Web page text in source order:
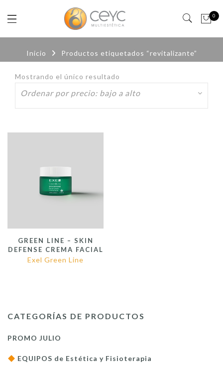
0
Inicio Productos etiquetados “revitalizante”
Mostrando el único resultado
GREEN LINE – SKIN
DEFENSE CREMA FACIAL
Exel Green Line
CATEGORÍAS DE PRODUCTOS
PROMO JULIO
EQUIPOS de Estética y Fisioterapia